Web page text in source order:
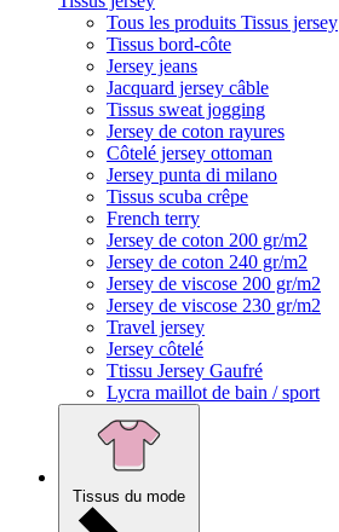
Tous les produits Tissus jersey
Tissus bord-côte
Jersey jeans
Jacquard jersey câble
Tissus sweat jogging
Jersey de coton rayures
Côtelé jersey ottoman
Jersey punta di milano
Tissus scuba crêpe
French terry
Jersey de coton 200 gr/m2
Jersey de coton 240 gr/m2
Jersey de viscose 200 gr/m2
Jersey de viscose 230 gr/m2
Travel jersey
Jersey côtelé
Ttissu Jersey Gaufré
Lycra maillot de bain / sport
Tissus du mode